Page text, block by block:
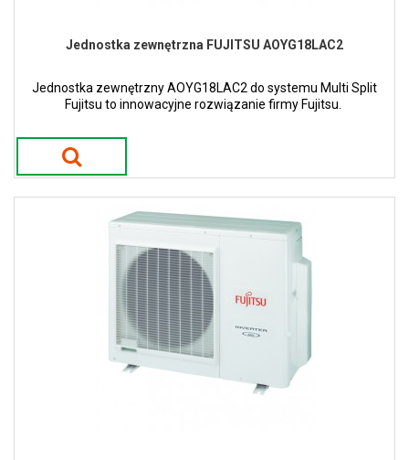
Jednostka zewnętrzna FUJITSU AOYG18LAC2
Jednostka zewnętrzny AOYG18LAC2 do systemu Multi Split
Fujitsu to innowacyjne rozwiązanie firmy Fujitsu.